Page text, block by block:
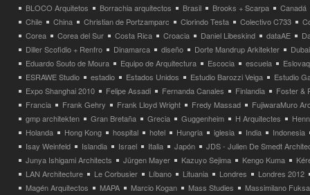
BLOCO Arquitetos
Borrachia arquitectos Brasil Brooks + Scarpa
Canadá
Chile
China Christian de Portzamparc Clorindo Testa Colectivo C733
Corea
Corea del Sur Costa Rica Croacia Daniel Libeskind dataAE
Diller Scofidio + Renfro
Dinamarca diseño Dorte Mandrup Arkitekter
Dubai
Eduardo Souto de Moura
Equipo de Arquitectura Escocia escuela
ESRAWE Studio
estadio Estados Unidos Estudio Barozzi Veiga
Estudio
Expo Shanghai 2010
Felipe Assadi Fernanda Canales Finlandia
Foster &
Francia
Frank Gehry Frank Lloyd Wright Fredy Massad
FujiwaraMuro
gmp architekten
Gran Bretaña Grecia Guggenheim H Arquitectes
Holanda
Hong Kong hospital hotel Hungria iglesia India
Indonesia
Isay Weinfeld
Islandia Israel Italia Japón
JDS - Julien De Smedt
Junya Ishigami Architects
Jürgen Mayer Kazuyo Sejima Kengo Kuma
LAN Architecture
Le Corbusier Líbano Lituania Londres
Londres 2012
Magén Arquitectos
MAPA Marcio Kogan Mass Studies
Massimilano